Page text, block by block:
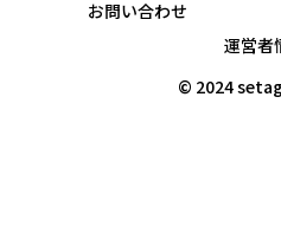
お問い合わせ
運営者
© 2024